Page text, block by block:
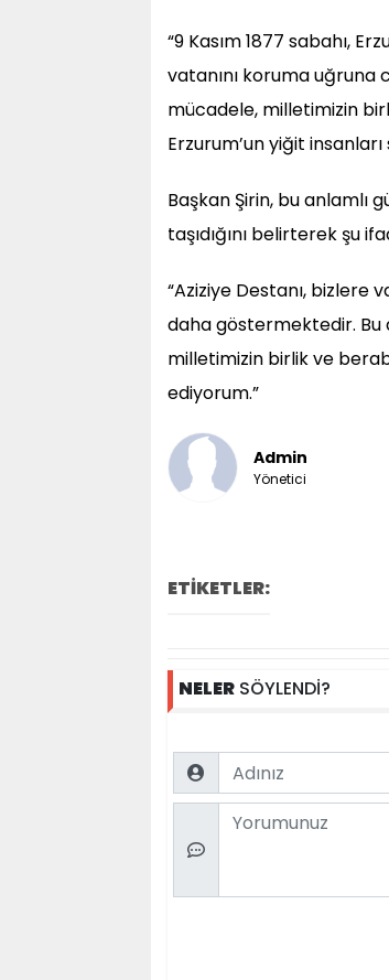
“9 Kasım 1877 sabahı,
vatanını koruma uğruna
mücadele, milletimizin
Erzurum’un yiğit
Başkan Şirin, bu anlamlı
taşıdığını belirterek şu
“Aziziye Destanı, bizlere
daha göstermektedir. Bu
milletimizin birlik ve
ediyorum.”
Admin
Yönetici
ETİKETLER:
NELERSÖYLENDİ?
Name
Comment